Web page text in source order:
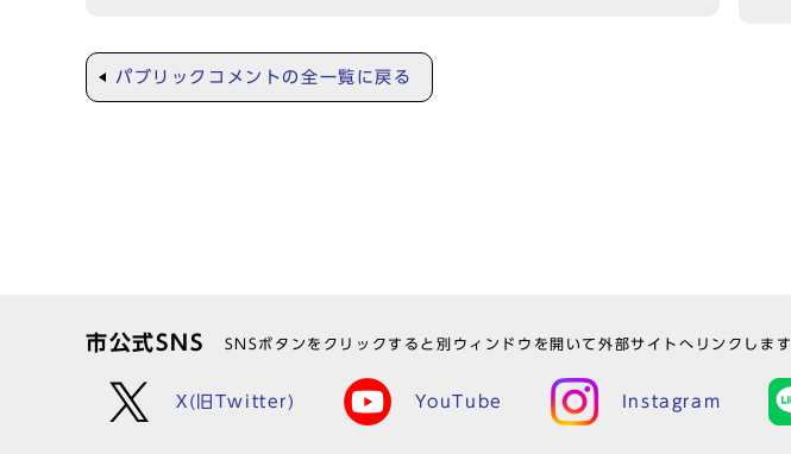
パブリックコメントの全一覧に戻る
市公式SNS SNSボタンをクリックすると別ウィンドウを開いて外部サイトへリンクします
X(旧Twitter) YouTube Instagram